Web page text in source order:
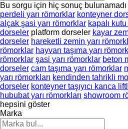
Bu sorgu için hiç sonuç bulunamadı
perdeli yarı römorklar konteyner
alçak şasi yarı römorklar kapalı
dorseler platform dorseler kayar
dorseler hareketli zemin yarı
römorklar hayvan taşıma yarı
römorklar şasi yarı römorklar beton
dorseler cam taşıma yarı römorklar
yarı römorkları kendinden tahrikli
dorseler konteyner taşıyıcı kanca
hububat yarı römorkları showroom
hepsini göster
Marka